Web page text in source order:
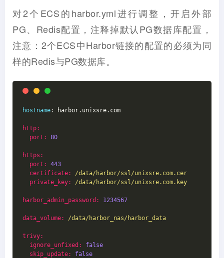
对2个ECS的harbor.yml进行调整，开启外部
PG、Redis配置，注释掉默认PG数据库配置，
注意：2个ECS中Harbor链接的配置的必须为同
样的Redis与PG数据库。
hostname: harbor.unixsre.com
http:
port:
80
https:
port:
443
certificate:
/data/harbor/ssl/unixsre.com.cer
private_key:
/data/harbor/ssl/unixsre.com.key
harbor_admin_password: 1234567
data_volume: /data/harbor_nas/harbor_data
trivy:
ignore_unfixed:
false
skip_update:
false